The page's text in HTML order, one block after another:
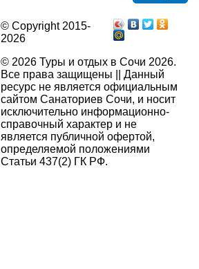
© Copyright 2015-
2026
© 2026 Туры и отдых в Сочи 2026.
Все права защищены || Данный
ресурс не является официальным
сайтом Санаториев Сочи, и носит
исключительно информационно-
справочный характер и не
является публичной офертой,
определяемой положениями
Статьи 437(2) ГК РФ.